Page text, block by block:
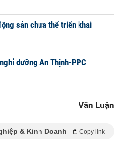
sản chưa thể triển khai
dưỡng An Thịnh-PPC
Văn Luận
& Kinh Doanh Copy link